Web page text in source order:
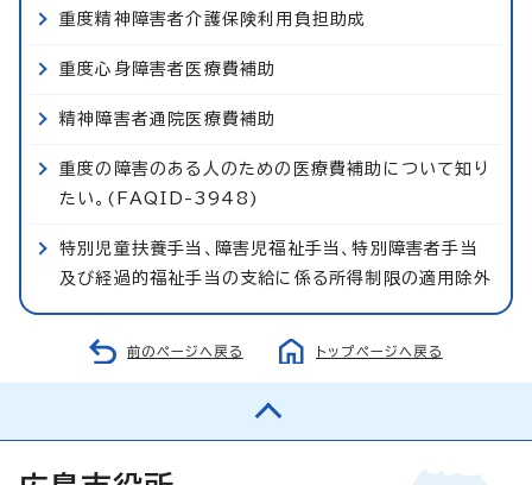
重度精神障害者介護保険利用負担助成
重度心身障害者医療費補助
精神障害者通院医療費補助
重度の障害のある人のための医療費補助について知り
たい。(FAQID-3948)
特別児童扶養手当、障害児福祉手当、特別障害者手当
及び経過的福祉手当の支給に係る所得制限の適用除外
前のページへ戻る トップページへ戻る